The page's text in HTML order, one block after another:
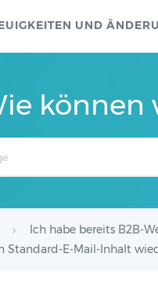
UND
können
Ich habe bereits B2B-
Standard-E-Mail-Inhalt